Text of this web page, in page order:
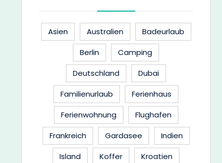
Asien Australien
Badeurlaub
Berlin
Camping
Deutschland
Dubai
Familienurlaub
Ferienhaus
Ferienwohnung
Flughafen
Frankreich
Gardasee
Indien
Island
Koffer
Kroatien